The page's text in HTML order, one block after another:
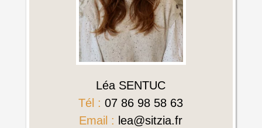
Léa SENTUC
Tél : 07 86 98 58 63
Email : lea@sitzia.fr